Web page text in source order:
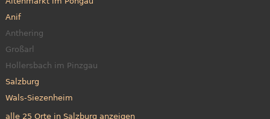
Anif
Anthering
Großarl
Hollersbach im Pinzgau
Salzburg
Wals-Siezenheim
alle 25 Orte in Salzburg anzeigen